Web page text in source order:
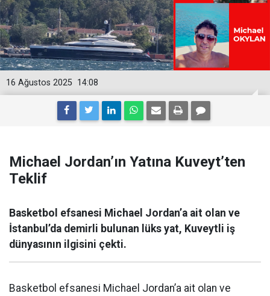
14:08
16 Ağustos 2025
Michael Jordan’ın Yatına Kuveyt’ten
Teklif
Basketbol efsanesi Michael Jordan’a ait olan ve
İstanbul’da demirli bulunan lüks yat, Kuveytli iş
dünyasının ilgisini çekti.
Basketbol efsanesi Michael Jordan’a ait olan ve